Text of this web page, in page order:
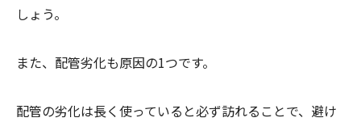
しょう。
また、配管劣化も原因の1つです。
配管の劣化は長く使っていると必ず訪れることで、避け